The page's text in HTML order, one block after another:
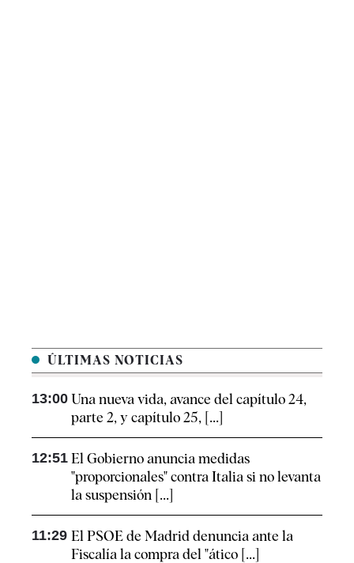
ÚLTIMAS NOTICIAS
13:00 Una nueva vida, avance del capítulo 24,
parte 2, y capítulo 25, [...]
12:51 El Gobierno anuncia medidas
"proporcionales" contra Italia si no levanta
la suspensión [...]
11:29 El PSOE de Madrid denuncia ante la
Fiscalía la compra del "ático [...]